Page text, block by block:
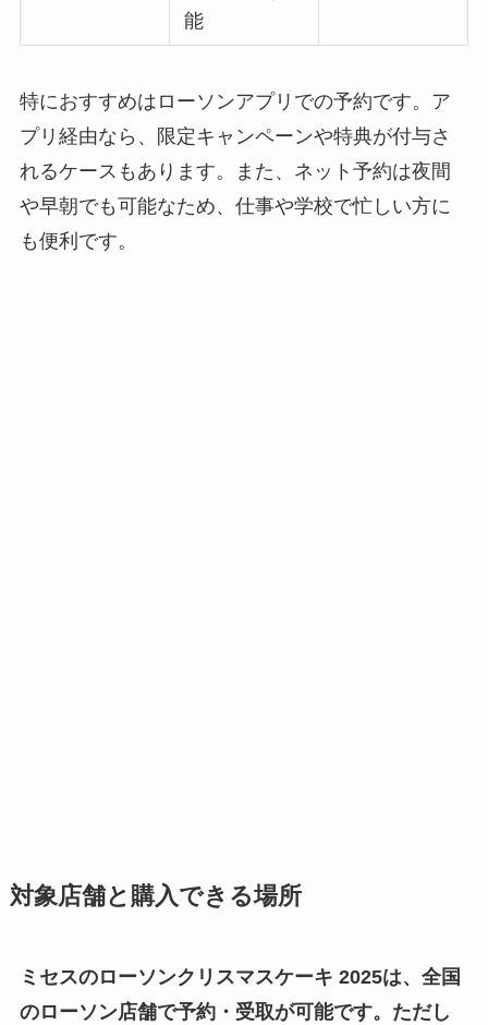
能
特におすすめはローソンアプリでの予約です。ア
プリ経由なら、限定キャンペーンや特典が付与さ
れるケースもあります。また、ネット予約は夜間
や早朝でも可能なため、仕事や学校で忙しい方に
も便利です。
対象店舗と購入できる場所
ミセスのローソンクリスマスケーキ 2025は、全国
のローソン店舗で予約・受取が可能です。ただし